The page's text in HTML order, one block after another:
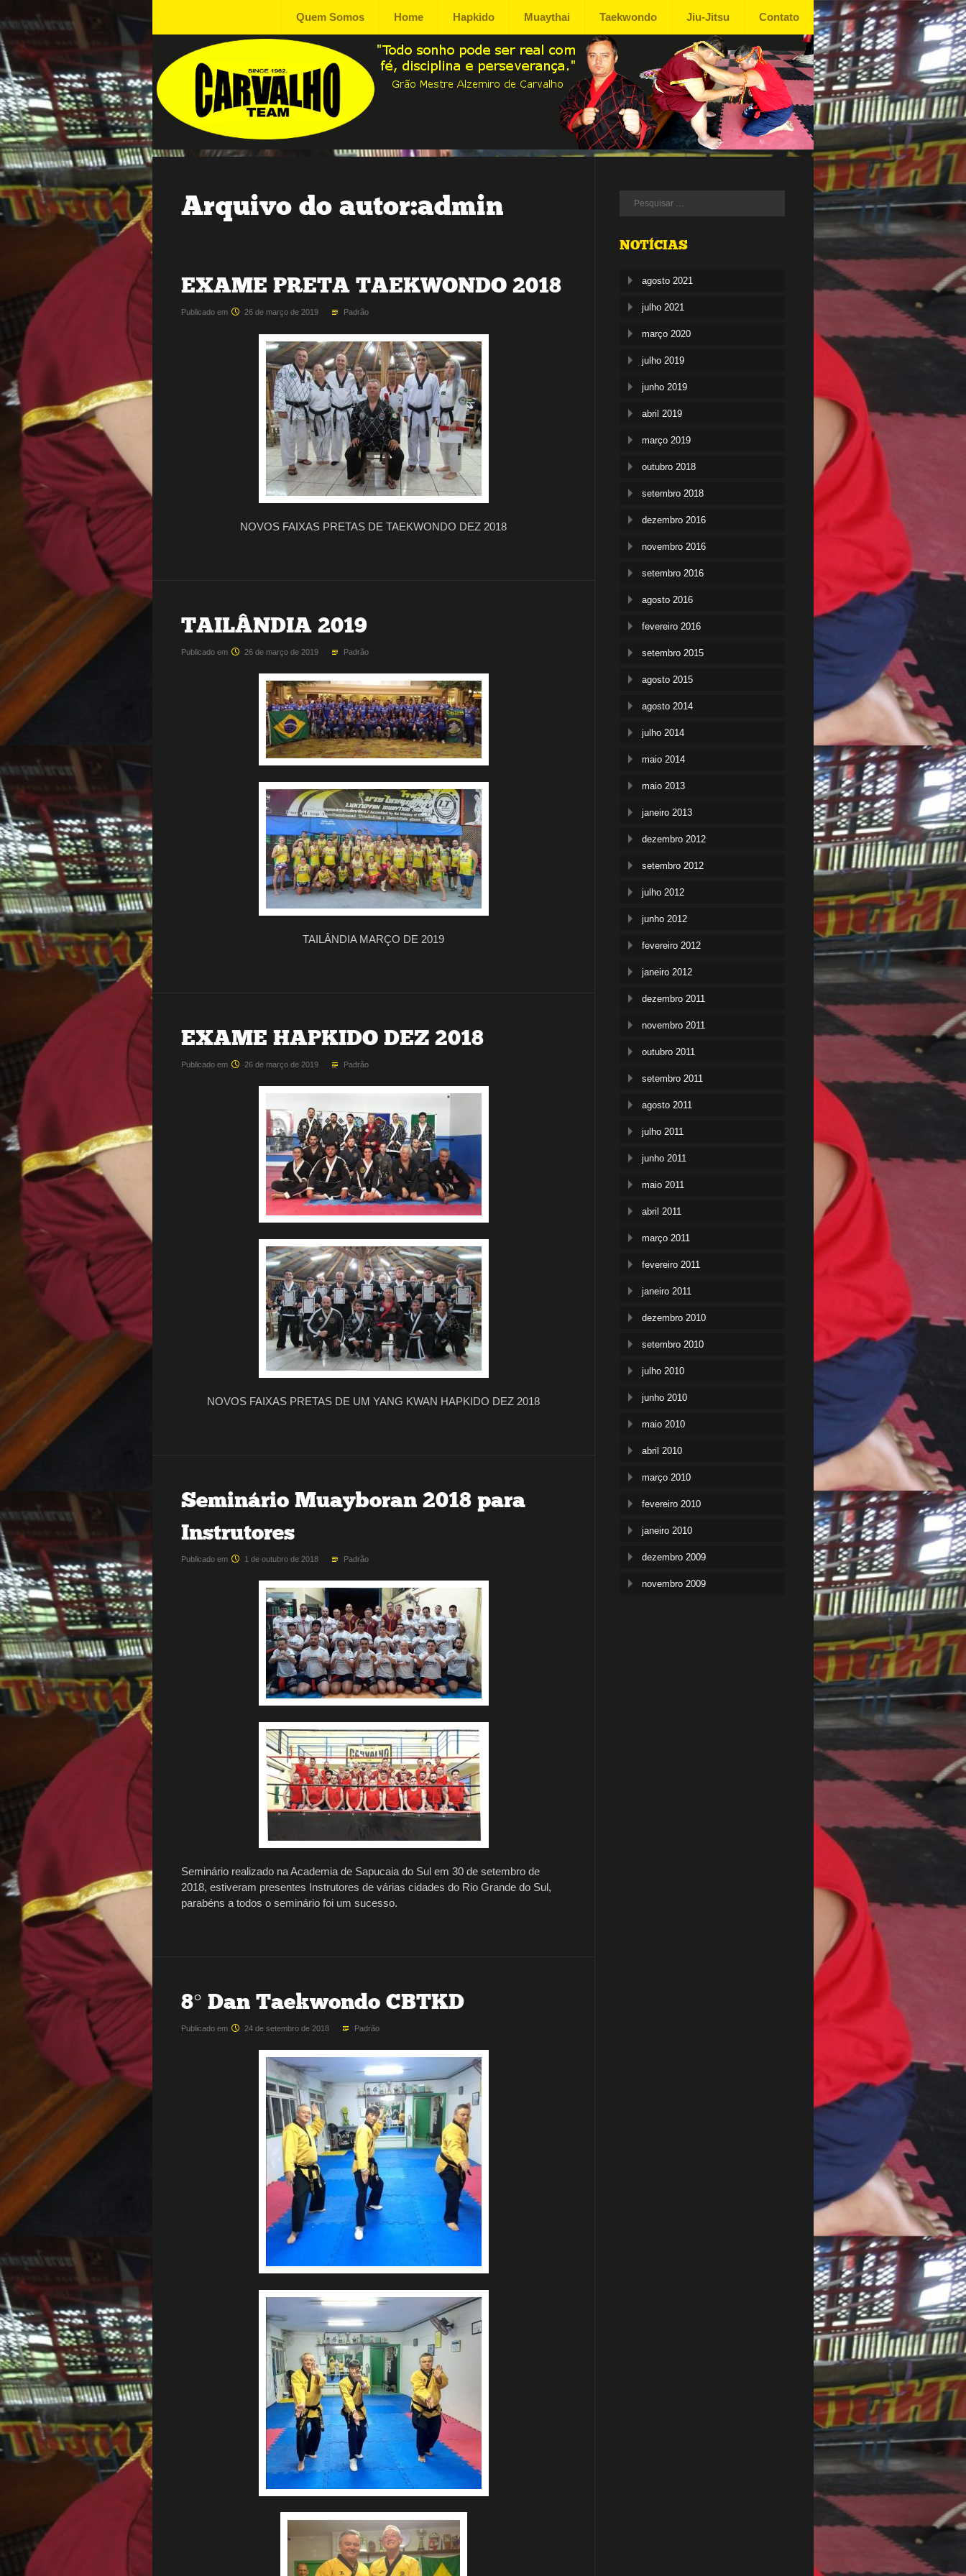
Quem Somos Home Hapkido Muaythai Taekwondo Jiu-Jitsu Contato
Academia
Carvalho
Arquivo do autor:admin
EXAME PRETA TAEKWONDO 2018
Publicado em 26 de março de 2019 Padrão
NOVOS FAIXAS PRETAS DE TAEKWONDO DEZ 2018
TAILÂNDIA 2019
Publicado em 26 de março de 2019 Padrão
TAILÂNDIA MARÇO DE 2019
EXAME HAPKIDO DEZ 2018
Publicado em 26 de março de 2019 Padrão
NOVOS FAIXAS PRETAS DE UM YANG KWAN HAPKIDO DEZ 2018
Seminário Muayboran 2018 para
Instrutores
Publicado em 1 de outubro de 2018 Padrão
Seminário realizado na Academia de Sapucaia do Sul em 30 de setembro de
2018, estiveram presentes Instrutores de várias cidades do Rio Grande do Sul,
parabéns a todos o seminário foi um sucesso.
8° Dan Taekwondo CBTKD
Publicado em 24 de setembro de 2018 Padrão
NOTÍCIAS
agosto 2021
julho 2021
março 2020
julho 2019
junho 2019
abril 2019
março 2019
outubro 2018
setembro 2018
dezembro 2016
novembro 2016
setembro 2016
agosto 2016
fevereiro 2016
setembro 2015
agosto 2015
agosto 2014
julho 2014
maio 2014
maio 2013
janeiro 2013
dezembro 2012
setembro 2012
julho 2012
junho 2012
fevereiro 2012
janeiro 2012
dezembro 2011
novembro 2011
outubro 2011
setembro 2011
agosto 2011
julho 2011
junho 2011
maio 2011
abril 2011
março 2011
fevereiro 2011
janeiro 2011
dezembro 2010
setembro 2010
julho 2010
junho 2010
maio 2010
abril 2010
março 2010
fevereiro 2010
janeiro 2010
dezembro 2009
novembro 2009